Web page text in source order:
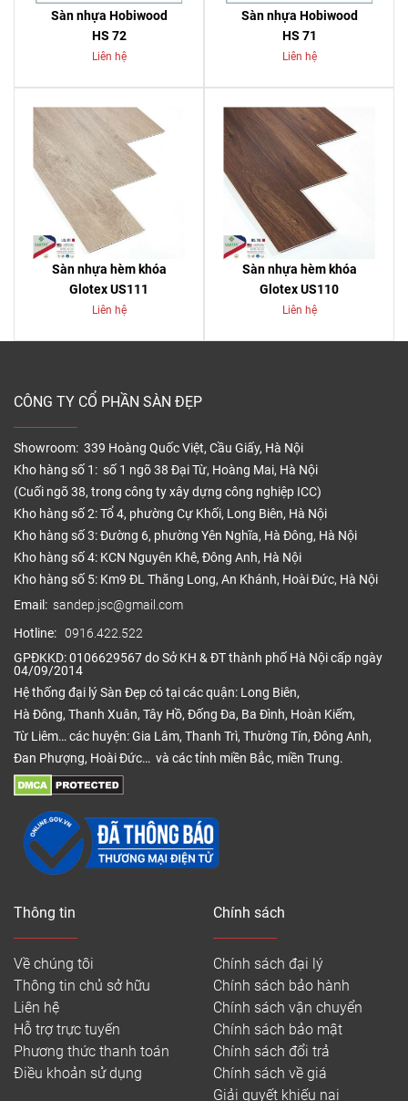
Sàn nhựa Hobiwood
HS 72
Liên hệ
Sàn nhựa Hobiwood
HS 71
Liên hệ
Sàn nhựa hèm khóa
Glotex US111
Liên hệ
Sàn nhựa hèm khóa
Glotex US110
Liên hệ
CÔNG TY CỔ PHẦN SÀN ĐẸP
Showroom: 339 Hoàng Quốc Việt, Cầu Giấy, Hà Nội
Kho hàng số 1: số 1 ngõ 38 Đại Từ, Hoàng Mai, Hà Nội
(Cuối ngõ 38, trong công ty xây dựng công nghiệp ICC)
Kho hàng số 2: Tổ 4, phường Cự Khối, Long Biên, Hà Nội
Kho hàng số 3: Đường 6, phường Yên Nghĩa, Hà Đông, Hà Nội
Kho hàng số 4: KCN Nguyên Khê, Đông Anh, Hà Nội
Kho hàng số 5: Km9 ĐL Thăng Long, An Khánh, Hoài Đức, Hà Nội
Email: sandep.jsc@gmail.com
Hotline: 0916.422.522
GPĐKKD: 0106629567 do Sở KH & ĐT thành phố Hà Nội cấp ngày
04/09/2014
Hệ thống đại lý Sàn Đẹp có tại các quận: Long Biên,
Hà Đông, Thanh Xuân, Tây Hồ, Đống Đa, Ba Đình, Hoàn Kiếm,
Từ Liêm… các huyện: Gia Lâm, Thanh Trì, Thường Tín, Đông Anh,
Đan Phượng, Hoài Đức… và các tỉnh miền Bắc, miền Trung.
Thông tin
Về chúng tôi
Thông tin chủ sở hữu
Liên hệ
Hỗ trợ trực tuyến
Phương thức thanh toán
Điều khoản sử dụng
Chính sách
Chính sách đại lý
Chính sách bảo hành
Chính sách vận chuyển
Chính sách bảo mật
Chính sách đổi trả
Chính sách về giá
Giải quyết khiếu nại